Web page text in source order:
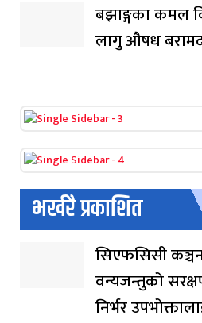
बझाङ्गका कमल
लागु औषध
भर्खरै प्रकाशित
सिएफसिसी
वन्यजन्तुको
निर्भर